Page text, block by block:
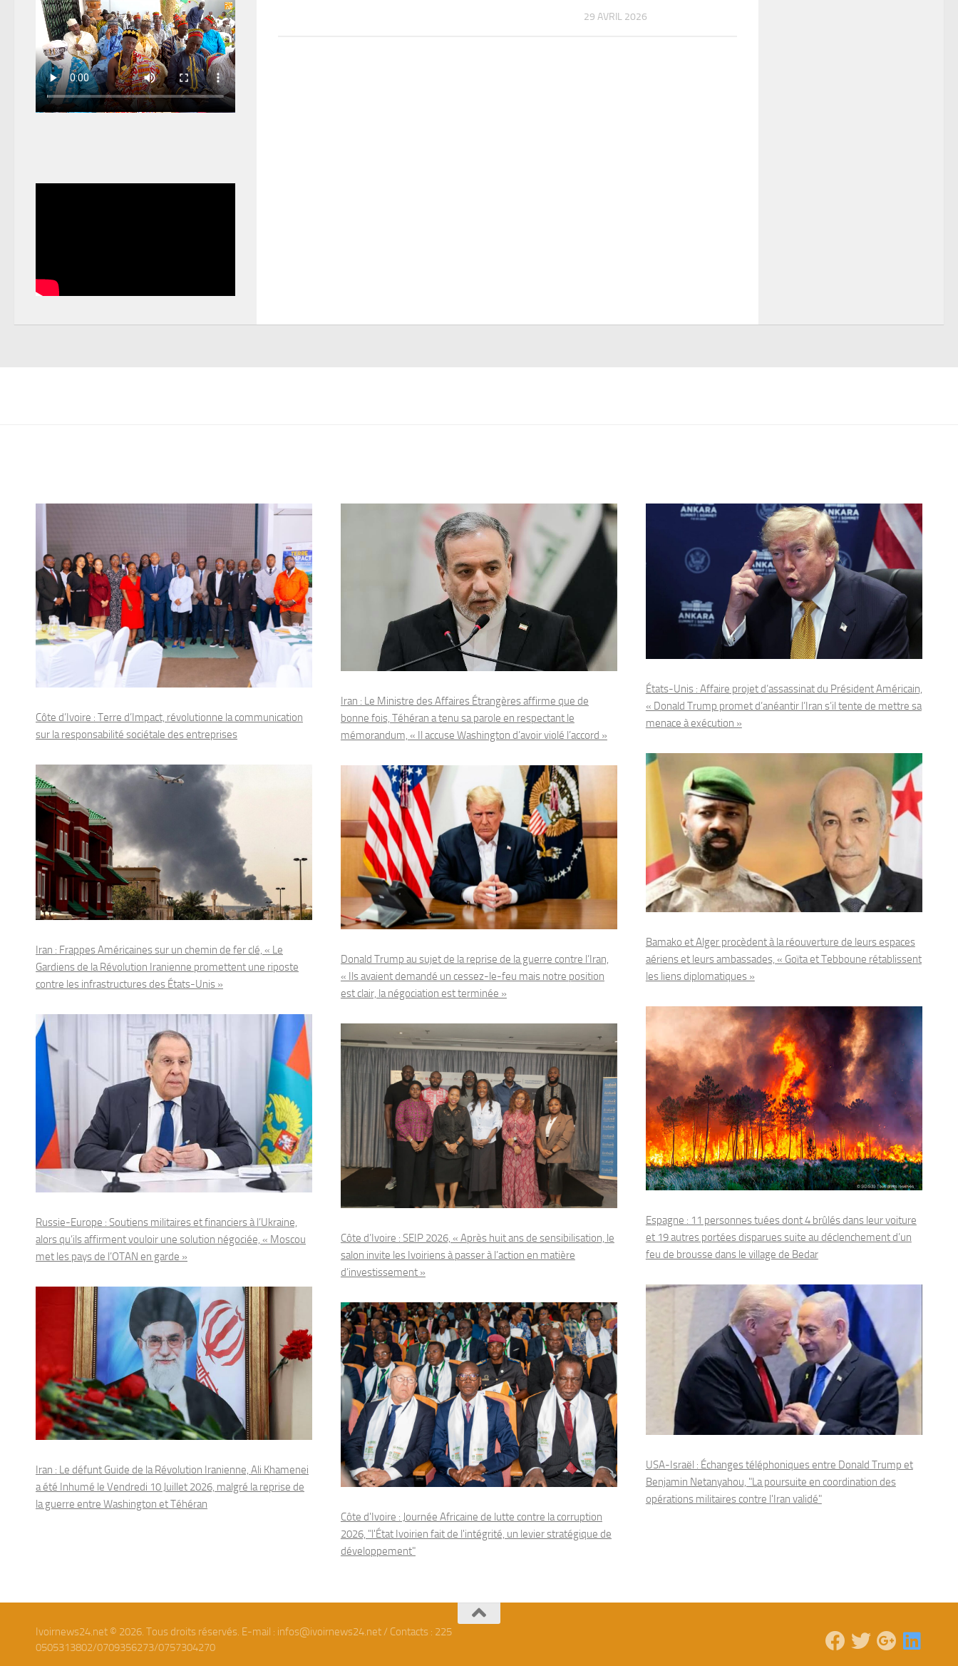
29 AVRIL 2026
Côte d’Ivoire : Terre d’Impact, révolutionne la communication
sur la responsabilité sociétale des entreprises
Iran : Frappes Américaines sur un chemin de fer clé, « Le
Gardiens de la Révolution Iranienne promettent une riposte
contre les infrastructures des États-Unis »
Russie-Europe : Soutiens militaires et financiers à l’Ukraine,
alors qu’ils affirment vouloir une solution négociée, « Moscou
met les pays de l’OTAN en garde »
Iran : Le défunt Guide de la Révolution Iranienne, Ali Khamenei
a été Inhumé le Vendredi 10 Juillet 2026, malgré la reprise de
la guerre entre Washington et Téhéran
Iran : Le Ministre des Affaires Étrangères affirme que de
bonne fois, Téhéran a tenu sa parole en respectant le
mémorandum, « Il accuse Washington d’avoir violé l’accord »
Donald Trump au sujet de la reprise de la guerre contre l’Iran,
« Ils avaient demandé un cessez-le-feu mais notre position
est clair, la négociation est terminée »
Côte d’Ivoire : SEIP 2026, « Après huit ans de sensibilisation, le
salon invite les Ivoiriens à passer à l’action en matière
d’investissement »
Côte d'Ivoire : Journée Africaine de lutte contre la corruption
2026, "l'État Ivoirien fait de l'intégrité, un levier stratégique de
développement"
États-Unis : Affaire projet d’assassinat du Président Américain,
« Donald Trump promet d’anéantir l’Iran s’il tente de mettre sa
menace à exécution »
Bamako et Alger procèdent à la réouverture de leurs espaces
aériens et leurs ambassades, « Goïta et Tebboune rétablissent
les liens diplomatiques »
Espagne : 11 personnes tuées dont 4 brûlés dans leur voiture
et 19 autres portées disparues suite au déclenchement d’un
feu de brousse dans le village de Bedar
USA-Israël : Échanges téléphoniques entre Donald Trump et
Benjamin Netanyahou, "La poursuite en coordination des
opérations militaires contre l'Iran validé"
Ivoirnews24.net © 2026. Tous droits réservés. E-mail : infos@ivoirnews24.net / Contacts : 225
0505313802/0709356273/0757304270